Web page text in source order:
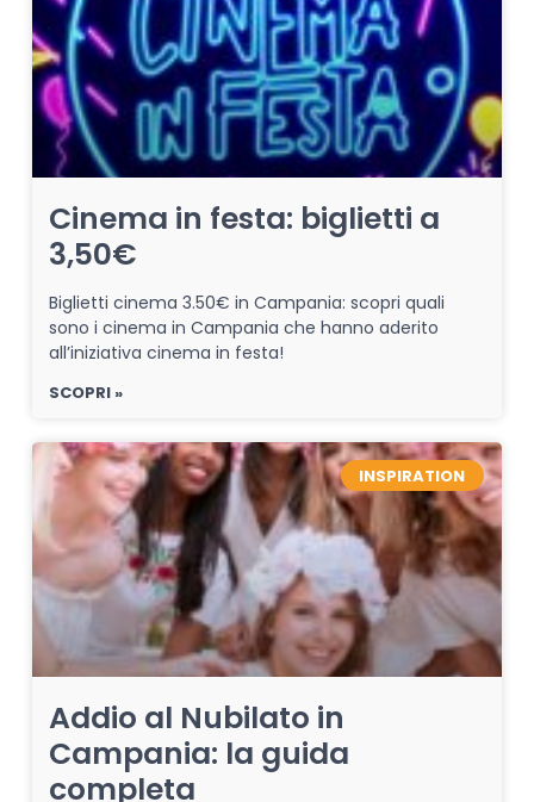
Cinema in festa: biglietti a
3,50€
Biglietti cinema 3.50€ in Campania: scopri quali
sono i cinema in Campania che hanno aderito
all’iniziativa cinema in festa!
SCOPRI »
INSPIRATION
Addio al Nubilato in
Campania: la guida
completa